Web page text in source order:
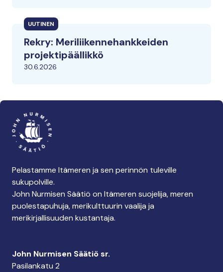
UUTINEN
Rekry: Meriliikennehankkeiden
projektipäällikkö
30.6.2026
Pelastamme Itämeren ja sen perinnön tuleville
sukupolville.
John Nurmisen Säätiö on Itämeren suojelija, meren
puolestapuhuja, merikulttuurin vaalija ja
merikirjallisuuden kustantaja.
John Nurmisen Säätiö sr.
Pasilankatu 2